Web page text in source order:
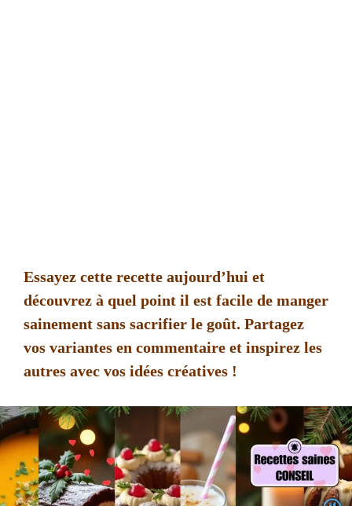
Essayez cette recette aujourd’hui et
découvrez à quel point il est facile de manger
sainement sans sacrifier le goût. Partagez
vos variantes en commentaire et inspirez les
autres avec vos idées créatives !